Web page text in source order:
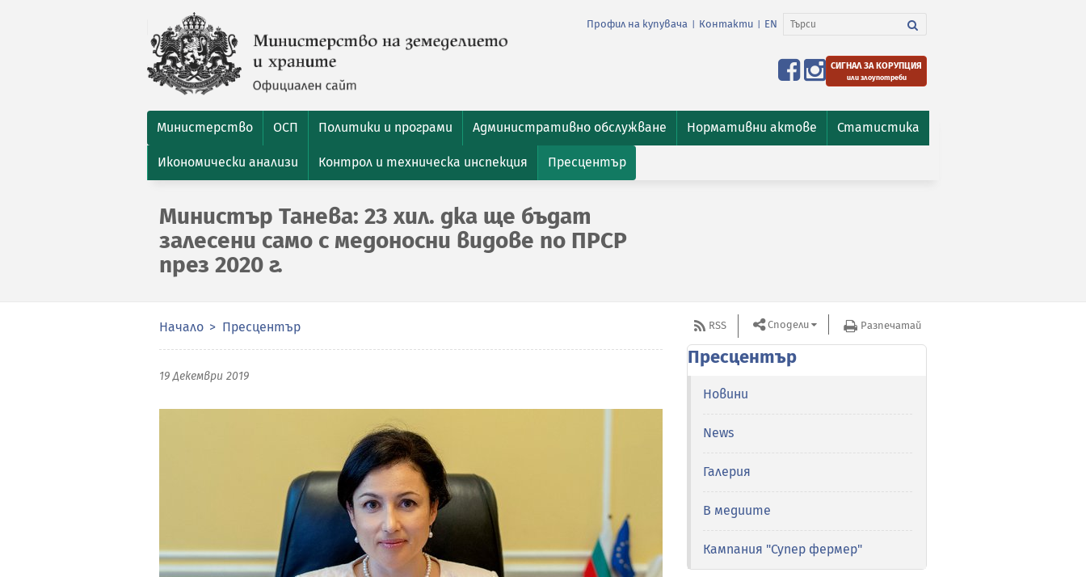
Профил на купувача Контакти EN
СИГНАЛ ЗА КОРУПЦИЯ
или злоупотреби
Министерство ОСП Политики и програми Административно обслужване Нормативни актове Статистика
Икономически анализи Контрол и техническа инспекция Пресцентър
Министър Танева: 23 хил. дка ще бъдат
залесени само с медоносни видове по ПРСР
през 2020 г.
Начало Пресцентър
19 Декември 2019
RSS Сподели Разпечатай
Пресцентър
Новини
News
Галерия
В медиите
Кампания "Супер фермер"